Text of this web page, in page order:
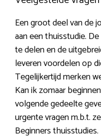
Een groot deel van de
aan een thuisstudie.
te delen en de
leveren voordelen op
Tegelijkertijd merken
Kan ik zomaar
volgende gedeelte
urgente vragen m.b.t.
Beginners thuisstudies.